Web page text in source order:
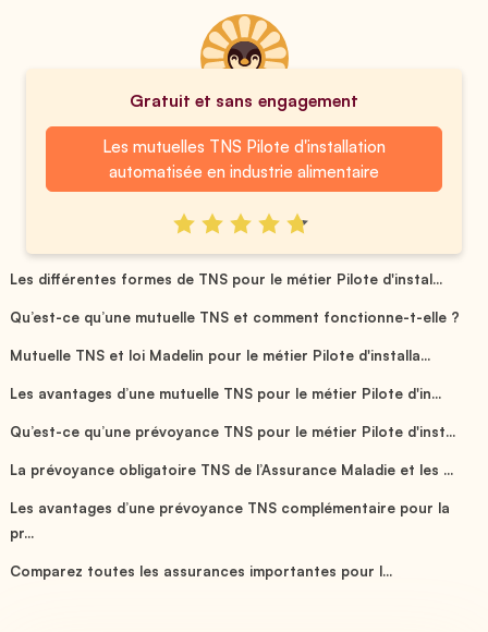
Gratuit et sans engagement
Les mutuelles TNS Pilote d'installation
automatisée en industrie alimentaire
Les différentes formes de TNS pour le métier Pilote d'instal...
Qu’est-ce qu’une mutuelle TNS et comment fonctionne-t-elle ?
Mutuelle TNS et loi Madelin pour le métier Pilote d'installa...
Les avantages d’une mutuelle TNS pour le métier Pilote d'in...
Qu’est-ce qu’une prévoyance TNS pour le métier Pilote d'inst...
La prévoyance obligatoire TNS de l’Assurance Maladie et les ...
Les avantages d’une prévoyance TNS complémentaire pour la
pr...
Comparez toutes les assurances importantes pour l...